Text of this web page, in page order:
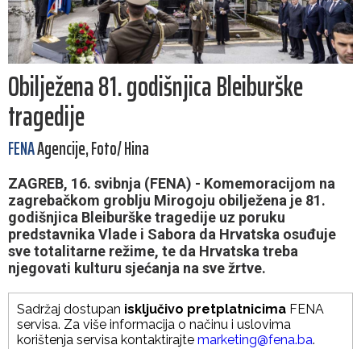
Obilježena 81. godišnjica Bleiburške
tragedije
FENAAgencije, Foto/ Hina
ZAGREB, 16. svibnja (FENA) - Komemoracijom na
zagrebačkom groblju Mirogoju obilježena je 81.
godišnjica Bleiburške tragedije uz poruku
predstavnika Vlade i Sabora da Hrvatska osuđuje
sve totalitarne režime, te da Hrvatska treba
njegovati kulturu sjećanja na sve žrtve.
Sadržaj dostupan isključivo pretplatnicima FENA
servisa. Za više informacija o načinu i uslovima
korištenja servisa kontaktirajte marketing@fena.ba.